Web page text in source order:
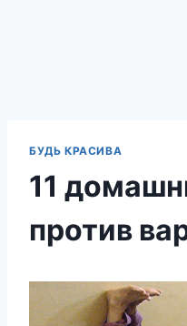
БУДЬ КРАСИВА
11
против